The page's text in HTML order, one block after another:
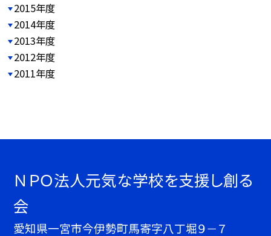
2015年度
2014年度
2013年度
2012年度
2011年度
ＮＰＯ法人元気な学校を支援し創る
会
愛知県一宮市今伊勢町馬寄字八丁堀９－７